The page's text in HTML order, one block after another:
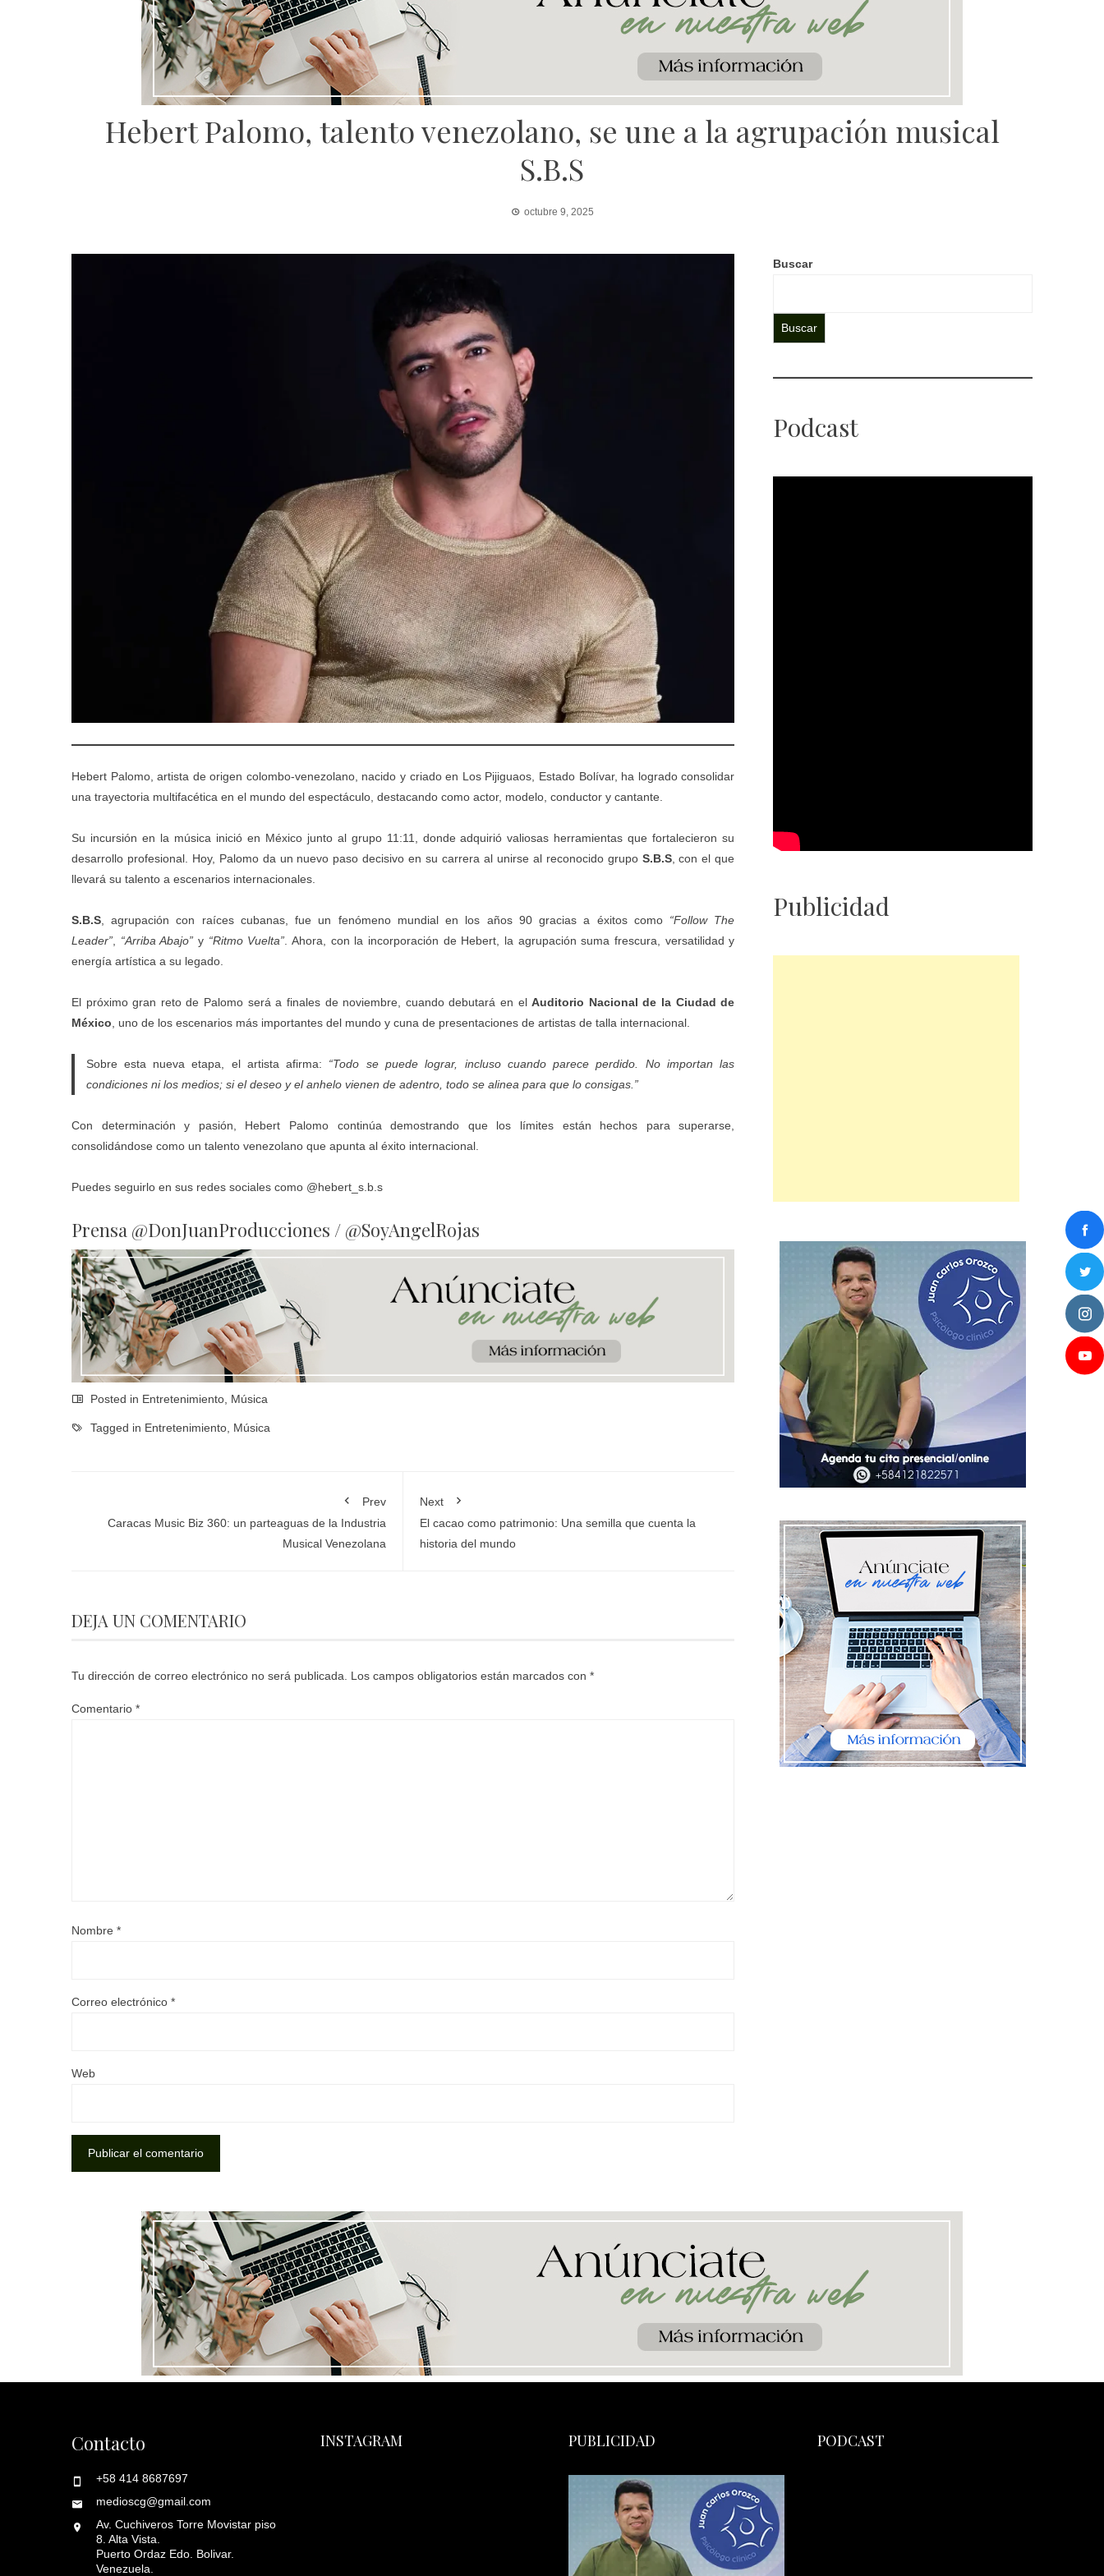
Hebert Palomo, talento venezolano, se une a la agrupación musical
S.B.S
octubre 9, 2025
Hebert Palomo, artista de origen colombo-venezolano, nacido y criado en Los Pijiguaos, Estado Bolívar, ha logrado consolidar
una trayectoria multifacética en el mundo del espectáculo, destacando como actor, modelo, conductor y cantante.
Su incursión en la música inició en México junto al grupo 11:11, donde adquirió valiosas herramientas que fortalecieron su
desarrollo profesional. Hoy, Palomo da un nuevo paso decisivo en su carrera al unirse al reconocido grupo S.B.S, con el que
llevará su talento a escenarios internacionales.
S.B.S, agrupación con raíces cubanas, fue un fenómeno mundial en los años 90 gracias a éxitos como “Follow The
Leader”, “Arriba Abajo” y “Ritmo Vuelta”. Ahora, con la incorporación de Hebert, la agrupación suma frescura, versatilidad y
energía artística a su legado.
El próximo gran reto de Palomo será a finales de noviembre, cuando debutará en elAuditorio Nacional de la Ciudad de
México, uno de los escenarios más importantes del mundo y cuna de presentaciones de artistas de talla internacional.
Sobre esta nueva etapa, el artista afirma: “Todo se puede lograr, incluso cuando parece perdido. No importan las
condiciones ni los medios; si el deseo y el anhelo vienen de adentro, todo se alinea para que lo consigas.”
Con determinación y pasión, Hebert Palomo continúa demostrando que los límites están hechos para superarse,
consolidándose como un talento venezolano que apunta al éxito internacional.
Puedes seguirlo en sus redes sociales como @hebert_s.b.s
Prensa @DonJuanProducciones / @SoyAngelRojas
Posted in Entretenimiento Música
Tagged in Entretenimiento Música
Prev
Caracas Music Biz 360: un parteaguas de la Industria
Musical Venezolana
Next
El cacao como patrimonio: Una semilla que cuenta la
historia del mundo
DEJA UN COMENTARIO
Tu dirección de correo electrónico no será publicada. Los campos obligatorios están marcados con *
Comentario *
Nombre *
Correo electrónico *
Web
Buscar
Buscar
Podcast
Publicidad
Contacto
+58 414 8687697
medioscg@gmail.com
Av. Cuchiveros Torre Movistar piso
8. Alta Vista.
Puerto Ordaz Edo. Bolivar.
Venezuela.
INSTAGRAM PUBLICIDAD PODCAST